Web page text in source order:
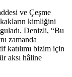
ve Çeşme
kimliğini
Denizli, “Bu
zamanda
katılımı bizim için
aksı hâline